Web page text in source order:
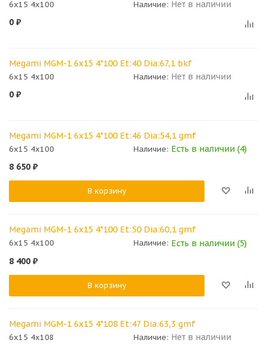
6x15 4x100 Наличие: Нет в наличии
0 ₽
Megami MGM-1 6x15 4*100 Et:40 Dia:67,1 bkf
6x15 4x100 Наличие: Нет в наличии
0 ₽
Megami MGM-1 6x15 4*100 Et:46 Dia:54,1 gmf
6x15 4x100 Наличие: Есть в наличии (4)
8 650 ₽
В корзину
Megami MGM-1 6x15 4*100 Et:50 Dia:60,1 gmf
6x15 4x100 Наличие: Есть в наличии (5)
8 400 ₽
В корзину
Megami MGM-1 6x15 4*108 Et:47 Dia:63,3 gmf
6x15 4x108 Наличие: Нет в наличии